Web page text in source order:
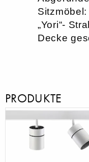
„Yori“-
Decke
PRODUKTE